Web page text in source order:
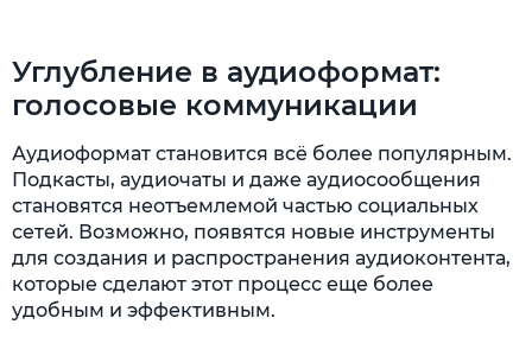
Углубление в аудиоформат:
голосовые коммуникации
Аудиоформат становится всё более популярным.
Подкасты, аудиочаты и даже аудиосообщения
становятся неотъемлемой частью социальных
сетей. Возможно, появятся новые инструменты
для создания и распространения аудиоконтента,
которые сделают этот процесс еще более
удобным и эффективным.